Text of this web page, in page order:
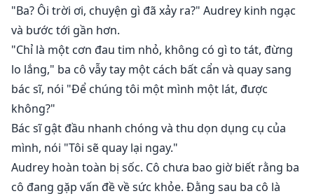
"Ba? Ôi trời ơi, chuyện gì đã xảy ra?" Audrey kinh ngạc
và bước tới gần hơn.
"Chỉ là một cơn đau tim nhỏ, không có gì to tát, đừng
lo lắng," ba cô vẫy tay một cách bất cẩn và quay sang
bác sĩ, nói "Để chúng tôi một mình một lát, được
không?"
Bác sĩ gật đầu nhanh chóng và thu dọn dụng cụ của
mình, nói "Tôi sẽ quay lại ngay."
Audrey hoàn toàn bị sốc. Cô chưa bao giờ biết rằng ba
cô đang gặp vấn đề về sức khỏe. Đằng sau ba cô là